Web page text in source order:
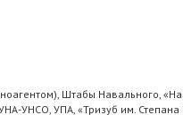
Штабы Навального,
УНСО, УПА, «Тризуб им.